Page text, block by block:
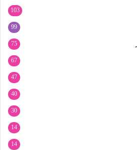
103
99
75
67
47
40
30
14
14